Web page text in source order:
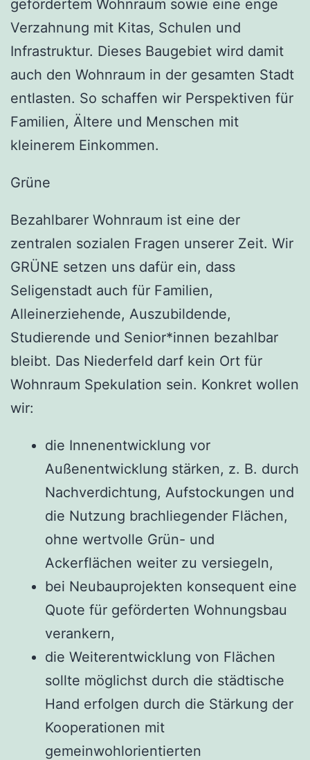
gefördertem Wohnraum sowie eine enge
Verzahnung mit Kitas, Schulen und
Infrastruktur. Dieses Baugebiet wird damit
auch den Wohnraum in der gesamten Stadt
entlasten. So schaffen wir Perspektiven für
Familien, Ältere und Menschen mit
kleinerem Einkommen.
Grüne
Bezahlbarer Wohnraum ist eine der
zentralen sozialen Fragen unserer Zeit. Wir
GRÜNE setzen uns dafür ein, dass
Seligenstadt auch für Familien,
Alleinerziehende, Auszubildende,
Studierende und Senior*innen bezahlbar
bleibt. Das Niederfeld darf kein Ort für
Wohnraum Spekulation sein. Konkret wollen
wir:
die Innenentwicklung vor
Außenentwicklung stärken, z. B. durch
Nachverdichtung, Aufstockungen und
die Nutzung brachliegender Flächen,
ohne wertvolle Grün- und
Ackerflächen weiter zu versiegeln,
bei Neubauprojekten konsequent eine
Quote für geförderten Wohnungsbau
verankern,
die Weiterentwicklung von Flächen
sollte möglichst durch die städtische
Hand erfolgen durch die Stärkung der
Kooperationen mit
gemeinwohlorientierten